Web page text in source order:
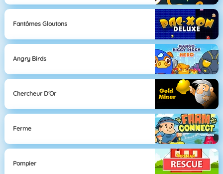
Fantômes Gloutons
Angry Birds
Chercheur D'Or
Ferme
Pompier